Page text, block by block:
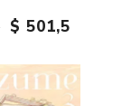
$ 501,5